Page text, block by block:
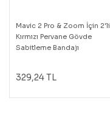
Mavic 2 Pro & Zoom İçin 2'li
Kırmızı Pervane Gövde
Sabitleme Bandajı
329,24 TL